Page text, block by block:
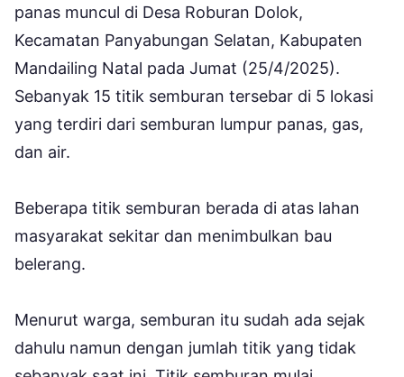
panas muncul di Desa Roburan Dolok,
Kecamatan Panyabungan Selatan, Kabupaten
Mandailing Natal pada Jumat (25/4/2025).
Sebanyak 15 titik semburan tersebar di 5 lokasi
yang terdiri dari semburan lumpur panas, gas,
dan air.
Beberapa titik semburan berada di atas lahan
masyarakat sekitar dan menimbulkan bau
belerang.
Menurut warga, semburan itu sudah ada sejak
dahulu namun dengan jumlah titik yang tidak